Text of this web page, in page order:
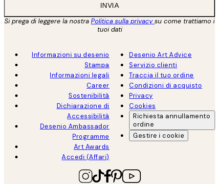
INVIA
Si prega di leggere la nostra Politica sulla privacysu come trattiamo i
tuoi dati
Informazioni su desenio
Stampa
Informazioni legali
Career
Sostenibilità
Dichiarazione di
Accessibilità
Desenio Ambassador
Programme
Art Awards
Accedi (Affari)
Desenio Art Advice
Servizio clienti
Traccia il tuo ordine
Condizioni di acquisto
Privacy
Cookies
Richiesta annullamento
ordine
Gestire i cookie